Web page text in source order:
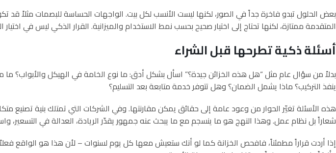
بعض الحلول تبدو فاخرة جداً في الصور، لكنها ليست الأنسب لكل بيت. الواجهات الحساسة للبصمات مثلاً
المتقدمة ممتازة، لكنها تحتاج إلى اختيار صحيح بحسب نمط الاستخدام والميزانية. القرار الذكي ليس في اختيار
أسئلة ذكية تطرحها قبل الشراء
بدلاً من سؤال عام مثل “هل هذه الخزائن جيدة؟” اسأل بشكل أدق: ما نوع الخامة في الهيكل والأبواب؟
ينفذ التركيب؟ ماذا يشمل الضمان؟ وهل تتوفر خدمة متابعة بعد التسليم؟
هذه الأسئلة تغيّر الحوار من وعود عامة إلى حقائق يمكن مقارنتها. وفي الشركات التي تمتلك بنية تصنيع
شعاراً بل نظام عمل. وهذا النهج هو ما ينسجم مع ما يبحث عنه جمهور يقدّر الريادة، العدالة في التسعير،
إذا أردت قراراً مطمئناً، فافحص الخزانة كما لو أنك ستعيش معها كل يوم لسنوات – لأن هذا هو الواقع